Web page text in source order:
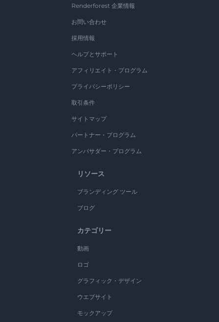
Renderforest 企業情報
お問い合わせ
採用情報
ヘルプとサポート
アフィリエイト・プログラム
プライバシーポリシー
取引条件
サイトマップ
パートナー・プログラム
アンバサダー・プログラム
リソース
ブランディング ツール
ブログ
カテゴリー
動画
ロゴ
グラフィック・デザイン
ウエブサイト
モックアップ